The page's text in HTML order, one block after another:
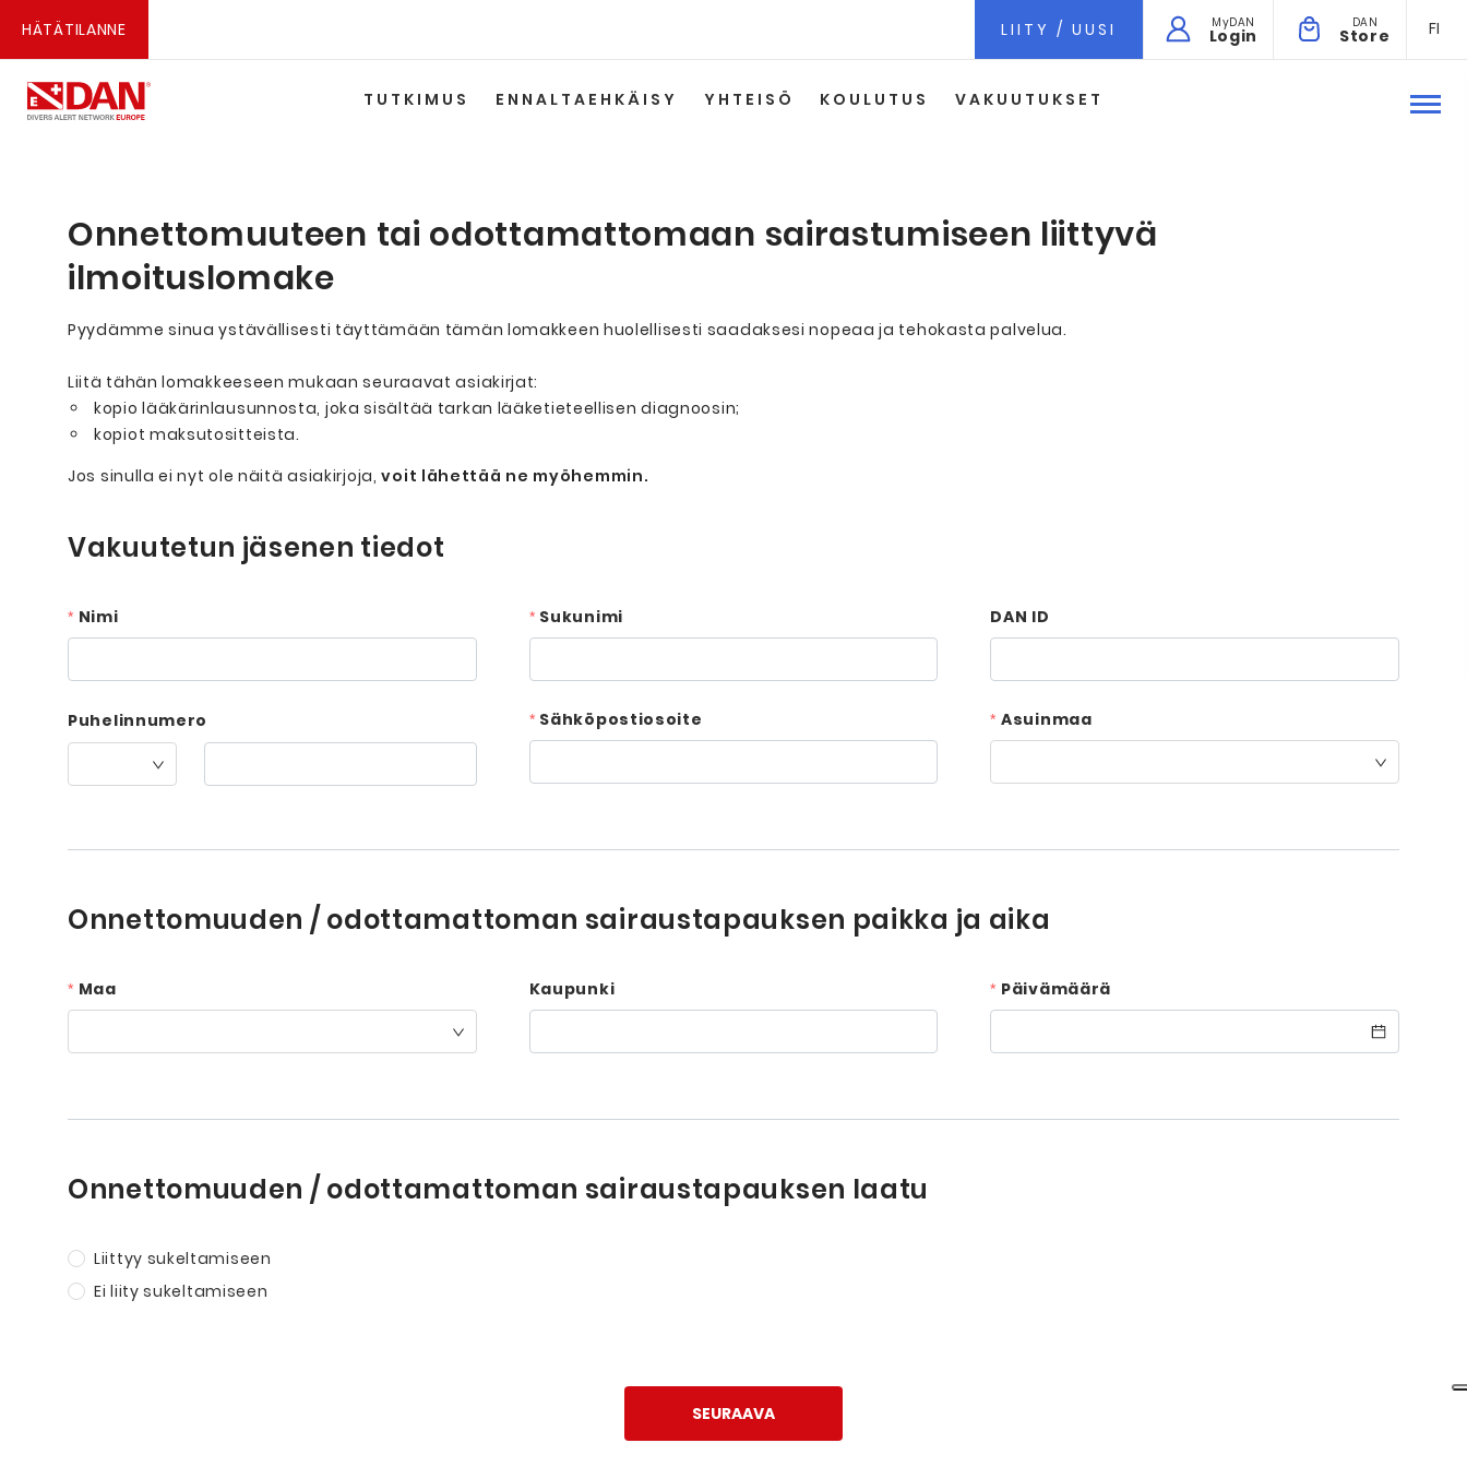
HÄTÄTILANNE FI
DAN
Store
MyDAN
Login
LIITY / UUSI
TUTKIMUS ENNALTAEHKÄISY YHTEISÖ KOULUTUS VAKUUTUKSET
Onnettomuuteen tai odottamattomaan sairastumiseen liittyvä
ilmoituslomake
Pyydämme sinua ystävällisesti täyttämään tämän lomakkeen huolellisesti saadaksesi nopeaa ja tehokasta palvelua.
Liitä tähän lomakkeeseen mukaan seuraavat asiakirjat:
kopio lääkärinlausunnosta, joka sisältää tarkan lääketieteellisen diagnoosin;
kopiot maksutositteista.
Jos sinulla ei nyt ole näitä asiakirjoja,voit lähettää ne myöhemmin.
Vakuutetun jäsenen tiedot
Nimi Sukunimi DAN ID
Puhelinnumero Sähköpostiosoite Asuinmaa
Onnettomuuden / odottamattoman sairaustapauksen paikka ja aika
Maa Kaupunki Päivämäärä
Onnettomuuden / odottamattoman sairaustapauksen laatu
Liittyy sukeltamiseen
Ei liity sukeltamiseen
SEURAAVA